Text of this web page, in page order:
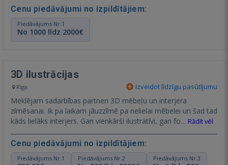
Cenu piedāvājumi no izpildītājiem:
Piedāvājums Nr.1
No 1000 līdz 2000€
3D ilustrācijas
Rīga Izveidot līdzīgu pasūtījumu
Meklējam sadarbības partneri 3D mēbeļu un interjera
zīmēsanai. Ik pa laikam jāuzzīmē pa nelielai mēbelei un šad tad
kāds lielāks interjers. Gan vienkārši ilustratīvi, gan fo… Rādīt vēl
Cenu piedāvājumi no izpildītājiem:
Piedāvājums Nr.1 Piedāvājums Nr.2 Piedāvājums Nr.3